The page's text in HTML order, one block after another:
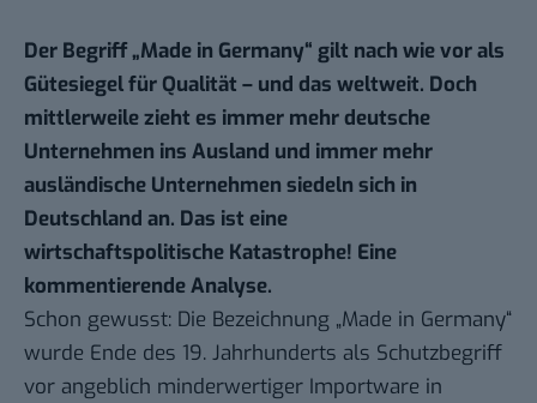
Der Begriff „Made in Germany“ gilt nach wie vor als
Gütesiegel für Qualität – und das weltweit. Doch
mittlerweile zieht es immer mehr deutsche
Unternehmen ins Ausland und immer mehr
ausländische Unternehmen siedeln sich in
Deutschland an. Das ist eine
wirtschaftspolitische Katastrophe! Eine
kommentierende Analyse.
Schon gewusst: Die Bezeichnung „Made in Germany“
wurde Ende des 19. Jahrhunderts als Schutzbegriff
vor angeblich minderwertiger Importware in